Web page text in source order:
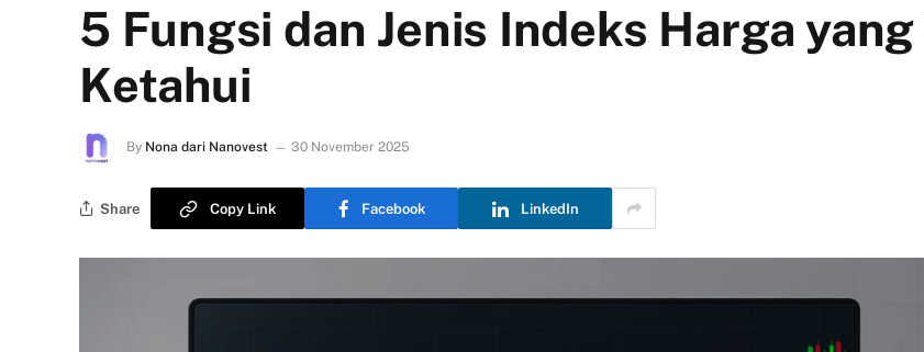
5 Fungsi dan Jenis Indeks Harga
Ketahui
By Nona dari Nanovest 30 November 2025
Share Copy Link Facebook LinkedIn